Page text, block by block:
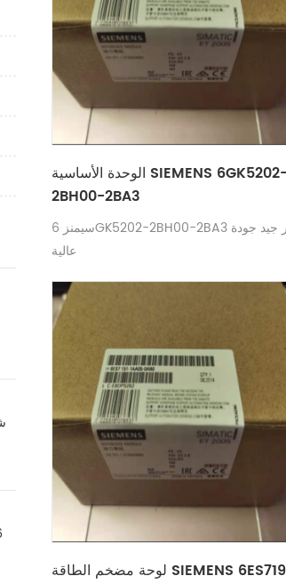
الوحدة الأساسية SIEMENS 6GK5202-
2BH00-2BA3
سيمنز 6GK5202-2BH00-2BA3 سعر جيد جودة
عالية
لوحة مضخم الطاقة SIEMENS 6ES7193-